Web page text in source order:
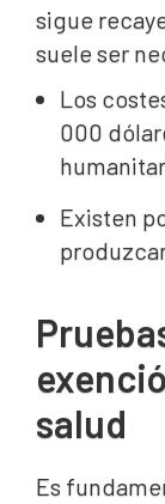
sigue
suele ser
Los
000
Existen
salud
Es